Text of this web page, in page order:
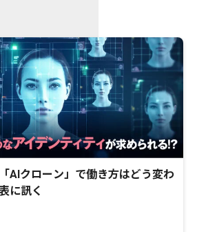
AIクローン」で働き方はどう変わ
に訊く